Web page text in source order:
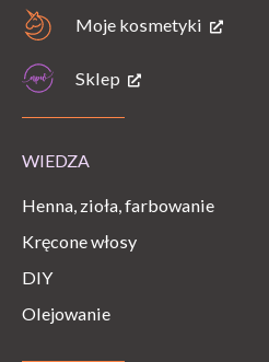
Moje kosmetyki
Sklep
WIEDZA
Henna, zioła, farbowanie
Kręcone włosy
DIY
Olejowanie